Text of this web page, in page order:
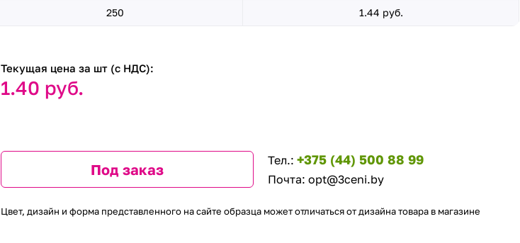
250 1.44 руб.
Текущая цена за шт (с НДС):
1.40 руб.
Под заказ
Тел.: +375 (44) 500 88 99
Почта: opt@3ceni.by
Цвет, дизайн и форма представленного на сайте образца может отличаться от дизайна товара в магазине